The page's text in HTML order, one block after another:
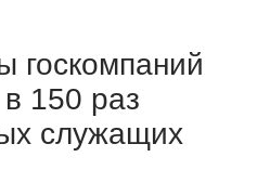
госкомпаний
150 раз
служащих